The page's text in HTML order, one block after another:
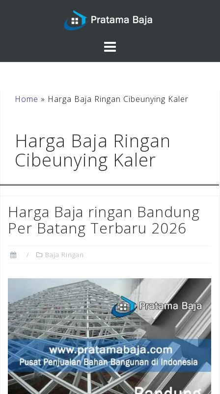
Home » Harga Baja Ringan Cibeunying Kaler
Harga Baja Ringan
Cibeunying Kaler
Harga Baja ringan Bandung
Per Batang Terbaru 2026
Baja Ringan